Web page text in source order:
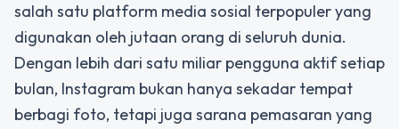
salah satu platform media sosial terpopuler yang
digunakan oleh jutaan orang di seluruh dunia.
Dengan lebih dari satu miliar pengguna aktif setiap
bulan, Instagram bukan hanya sekadar tempat
berbagi foto, tetapi juga sarana pemasaran yang